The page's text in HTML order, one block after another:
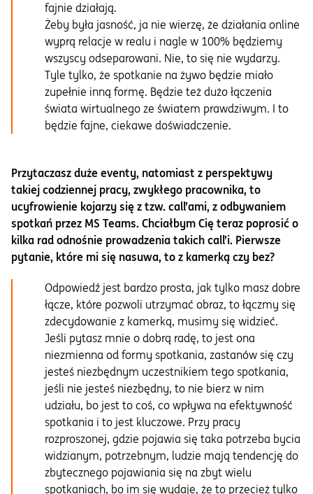
fajnie działają.
Żeby była jasność, ja nie wierzę, że działania online
wyprą relacje w realu i nagle w 100% będziemy
wszyscy odseparowani. Nie, to się nie wydarzy.
Tyle tylko, że spotkanie na żywo będzie miało
zupełnie inną formę. Będzie też dużo łączenia
świata wirtualnego ze światem prawdziwym. I to
będzie fajne, ciekawe doświadczenie.
Przytaczasz duże eventy, natomiast z perspektywy
takiej codziennej pracy, zwykłego pracownika, to
ucyfrowienie kojarzy się z tzw. call’ami, z odbywaniem
spotkań przez MS Teams. Chciałbym Cię teraz poprosić o
kilka rad odnośnie prowadzenia takich call’i. Pierwsze
pytanie, które mi się nasuwa, to z kamerką czy bez?
Odpowiedź jest bardzo prosta, jak tylko masz dobre
łącze, które pozwoli utrzymać obraz, to łączmy się
zdecydowanie z kamerką, musimy się widzieć.
Jeśli pytasz mnie o dobrą radę, to jest ona
niezmienna od formy spotkania, zastanów się czy
jesteś niezbędnym uczestnikiem tego spotkania,
jeśli nie jesteś niezbędny, to nie bierz w nim
udziału, bo jest to coś, co wpływa na efektywność
spotkania i to jest kluczowe. Przy pracy
rozproszonej, gdzie pojawia się taka potrzeba bycia
widzianym, potrzebnym, ludzie mają tendencję do
zbytecznego pojawiania się na zbyt wielu
spotkaniach, bo im się wydaje, że to przecież tylko